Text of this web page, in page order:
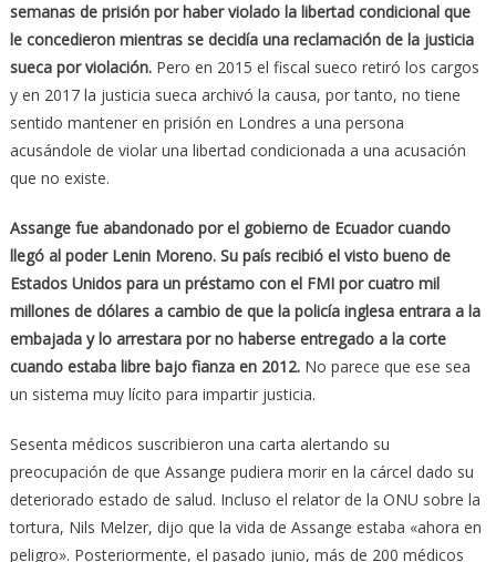
semanas de prisión por haber violado la libertad condicional que
le concedieron mientras se decidía una reclamación de la justicia
sueca por violación.Pero en 2015 el fiscal sueco retiró los cargos
y en 2017 la justicia sueca archivó la causa, por tanto, no tiene
sentido mantener en prisión en Londres a una persona
acusándole de violar una libertad condicionada a una acusación
que no existe.
Assange fue abandonado por el gobierno de Ecuador cuando
llegó al poder Lenin Moreno. Su país recibió el visto bueno de
Estados Unidos para un préstamo con el FMI por cuatro mil
millones de dólares a cambio de que la policía inglesa entrara a la
embajada y lo arrestara por no haberse entregado a la corte
cuando estaba libre bajo fianza en 2012.No parece que ese sea
un sistema muy lícito para impartir justicia.
Sesenta médicos suscribieron una carta alertando su
preocupación de que Assange pudiera morir en la cárcel dado su
deteriorado estado de salud. Incluso el relator de la ONU sobre la
tortura, Nils Melzer, dijo que la vida de Assange estaba «ahora en
peligro». Posteriormente, el pasado junio, más de 200 médicos